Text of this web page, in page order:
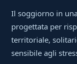
Il soggiorno in
progettata per
territoriale,
sensibile agli